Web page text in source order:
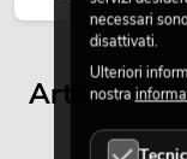
Articoli
necessari
disattivati.
Ulteriori
nostra